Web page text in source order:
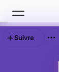
Suivre